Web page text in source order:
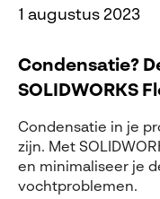
1 augustus 2023
Condensatie?
SOLIDWORKS
Condensatie in je
zijn. Met
en minimaliseer je
vochtproblemen.